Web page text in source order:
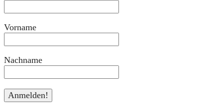
Vorname
Nachname